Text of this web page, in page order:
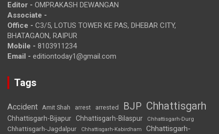
Editor - OMPRAKASH DEWANGAN
Associate -
Office - C3/5, LOTUS TOWER KE PAS, DHEBAR CITY,
BHATAGAON, RAIPUR
Mobile - 8103911234
Email - editiontoday1@gmail.com
Tags
Accident Amit Shah arrest arrested BJP Chhattisgarh
Chhattisgarh-Bijapur Chhattisgarh-Bilaspur Chhattisgarh-Durg
Chhattisgarh-Jagdalpur Chhattisgarh-Kabirdham
Chhattisgarh-